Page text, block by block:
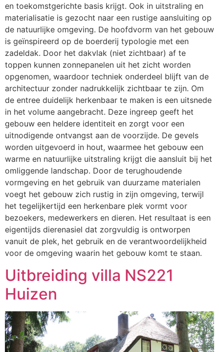
en toekomstgerichte basis krijgt. Ook in uitstraling en
materialisatie is gezocht naar een rustige aansluiting op
de natuurlijke omgeving. De hoofdvorm van het gebouw
is geïnspireerd op de boerderij typologie met een
zadeldak. Door het dakvlak (niet zichtbaar) af te
toppen kunnen zonnepanelen uit het zicht worden
opgenomen, waardoor techniek onderdeel blijft van de
architectuur zonder nadrukkelijk zichtbaar te zijn. Om
de entree duidelijk herkenbaar te maken is een uitsnede
in het volume aangebracht. Deze ingreep geeft het
gebouw een heldere identiteit en zorgt voor een
uitnodigende ontvangst aan de voorzijde. De gevels
worden uitgevoerd in hout, waarmee het gebouw een
warme en natuurlijke uitstraling krijgt die aansluit bij het
omliggende landschap. Door de terughoudende
vormgeving en het gebruik van duurzame materialen
voegt het gebouw zich rustig in zijn omgeving, terwijl
het tegelijkertijd een herkenbare plek vormt voor
bezoekers, medewerkers en dieren. Het resultaat is een
eigentijds dierenasiel dat zorgvuldig is ontworpen
vanuit de plek, het gebruik en de verantwoordelijkheid
voor de omgeving waarin het gebouw komt te staan.
Uitbreiding villa NS221
Huizen